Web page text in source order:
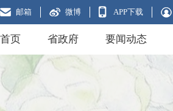
邮箱 微博 APP下载
首页 省政府 要闻动态